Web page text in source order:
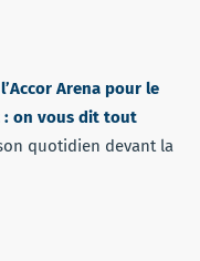
Arena pour le
: on vous dit tout
quotidien devant la